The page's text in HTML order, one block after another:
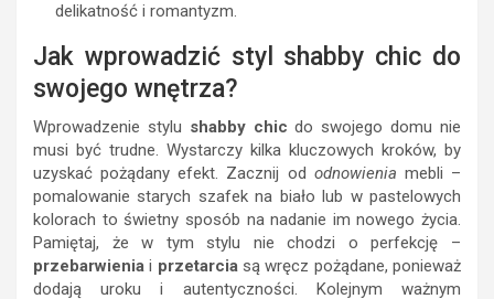
delikatność i romantyzm.
Jak wprowadzić styl shabby chic do
swojego wnętrza?
Wprowadzenie stylu shabby chic do swojego domu nie
musi być trudne. Wystarczy kilka kluczowych kroków, by
uzyskać pożądany efekt. Zacznij od odnowienia mebli –
pomalowanie starych szafek na biało lub w pastelowych
kolorach to świetny sposób na nadanie im nowego życia.
Pamiętaj, że w tym stylu nie chodzi o perfekcję –
przebarwienia i przetarciasą wręcz pożądane, ponieważ
dodają uroku i autentyczności. Kolejnym ważnym